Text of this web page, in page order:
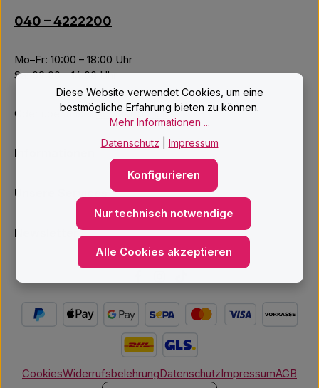
040 – 4222200
Mo–Fr: 10:00 – 18:00 Uhr
Sa: 09:00 – 14:00 Uhr
Oder über unserKontaktformular .
Informationen
Unsere Services
Newsletter
CookiesWiderrufsbelehrungDatenschutzImpressumAGB
Diese Website verwendet Cookies, um eine
bestmögliche Erfahrung bieten zu können.
Mehr Informationen ...
Datenschutz
Impressum
Nur technisch notwendige
Konfigurieren
Alle Cookies akzeptieren